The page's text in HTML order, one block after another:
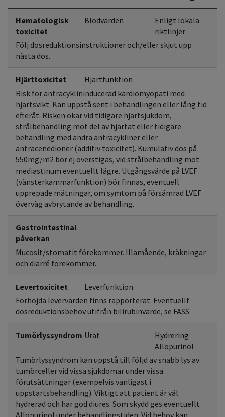
Hematologisk
toxicitet
Blodvärden
Enligt lokala
riktlinjer
Följ dosreduktionsinstruktioner och/eller skjut upp
nästa dos.
Hjärttoxicitet
Hjärtfunktion
Risk för antracyklininducerad kardiomyopati med
hjärtsvikt. Kan uppstå sent i behandlingen eller lång tid
efteråt. Risken ökar vid tidigare hjärtsjukdom,
strålbehandling mot del av hjärtat eller tidigare
behandling med andra antracykliner eller
antracenedioner (additiv toxicitet). Kumulativ dos på
550mg/m2 bör ej överstigas, vid strålbehandling mot
mediastinum eventuellt lägre. Utgångsvärde på LVEF
(vänsterkammarfunktion) bör finnas, eventuell
upprepade mätningar, om symtom på försämrad LVEF
överväg avbrytande av behandling.
Gastrointestinal
påverkan
Mucosit/stomatit förekommer. Illamående, kräkningar
och diarré förekommer.
Levertoxicitet
Leverfunktion
Förhöjda levervärden finns rapporterat. Eventuellt
dosreduktionsbehov utifrån bilirubinvärde, se FASS.
Tumörlyssyndrom Urat
Hydrering
Allopurinol
Tumörlyssyndrom kan uppstå till följd av snabb lys av
tumörceller vid vissa sjukdomar under vissa
förutsättningar (exempelvis vanligast i
uppstartsbehandling). Viktigt att patient är väl
hydrerad och har god diures. Som skydd ges eventuellt
Allopurinol under behandlingstiden. Vid behov kan